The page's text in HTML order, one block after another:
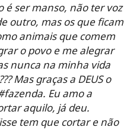
é ser manso, não ter voz
outro, mas os que ficam
animais que comem
o povo e me alegrar
nunca na minha vida
Mas graças a DEUS o
Eu amo a
aquilo, já deu.
tem que cortar e não